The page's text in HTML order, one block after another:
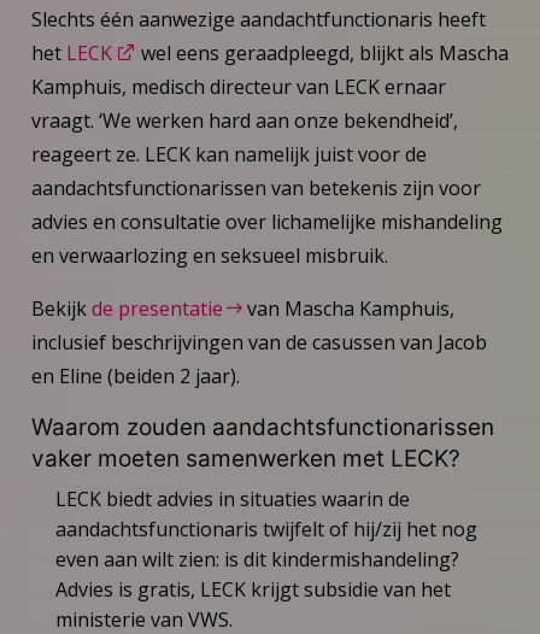
Slechts één aanwezige aandachtfunctionaris heeft
het LECK
wel eens geraadpleegd, blijkt als Mascha
Kamphuis, medisch directeur van LECK ernaar
vraagt. ‘We werken hard aan onze bekendheid’,
reageert ze. LECK kan namelijk juist voor de
aandachtsfunctionarissen van betekenis zijn voor
advies en consultatie over lichamelijke mishandeling
en verwaarlozing en seksueel misbruik.
Bekijkde presentatie
van Mascha Kamphuis,
inclusief beschrijvingen van de casussen van Jacob
en Eline (beiden 2 jaar).
Waarom zouden aandachtsfunctionarissen
vaker moeten samenwerken met LECK?
LECK biedt advies in situaties waarin de
aandachtsfunctionaris twijfelt of hij/zij het nog
even aan wilt zien: is dit kindermishandeling?
Advies is gratis, LECK krijgt subsidie van het
ministerie van VWS.